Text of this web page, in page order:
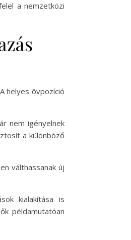
a nemzetközi
helyes övpozíció
nem igényelnek
a különböző
válthassanak új
kialakítása is
példamutatóan